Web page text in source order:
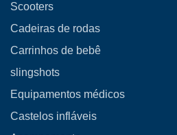
Scooters
Cadeiras de rodas
Carrinhos de bebê
slingshots
Equipamentos médicos
Castelos infláveis